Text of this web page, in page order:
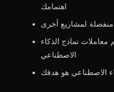
اهتمامك
لمشاريع أخرى
معاملات نماذج الذكاء
الاصطناعي
الاصطناعي هو هدفك